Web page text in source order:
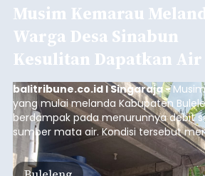
Musim Kemarau
Warga Desa Sinabun
Kesulitan Dapatkan
balitribune.co.id I Singaraja -
yang mulai melanda Kabupaten
berdampak pada menurunnya debit
sumber mata air. Kondisi tersebut
warga di beberapa desa mulai
kesulitan mendapatkan air bersih,